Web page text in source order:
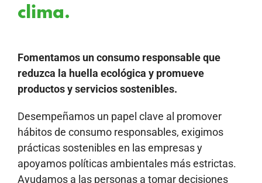
clima.
Fomentamos un consumo responsable que
reduzca la huella ecológica y promueve
productos y servicios sostenibles.
Desempeñamos un papel clave al promover
hábitos de consumo responsables, exigimos
prácticas sostenibles en las empresas y
apoyamos políticas ambientales más estrictas.
Ayudamos a las personas a tomar decisiones